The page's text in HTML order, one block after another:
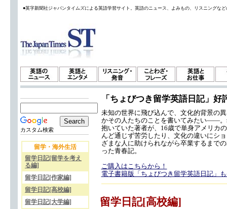
●英字新聞社ジャパンタイムズによる英語学習サイト。英語のニュース、よみもの、リスニングな
カスタム検索
留学・海外生活
留学日記[留学を考え
る編]
留学日記[作家編]
留学日記[高校編]
留学日記[大学編]
「ちょびつき留学英語日記」好
未知の世界に飛び込んで、文化的背景の
かその人たちのことを書いてみたい——
抱いていた著者が、16歳で単身アメリカ
んど通じず苦労したり、文化の違いにシ
ざまな人に助けられながら卒業するまで
った青春記。
ご購入はこちらから！
電子書籍版「ちょびつき留学英語日記」
留学日記[高校編]